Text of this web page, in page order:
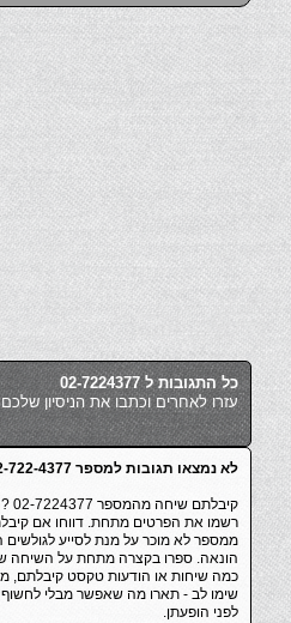
כל התגובות ל 02-7224377
עזרו לאחרים וכתבו את הניסיון שלכם עם
לא נמצאו תגובות למספר 02-722-4377
קיבלתם שיחה מהמספר 02-7224377 ?
רשמו את הפרטים מתחת. דווחו אם
ממספר לא מוכר על מנת לסייע לגולשים
כמה שיחות או הודעות טקסט קיבלתם,
שימו לב - תארו מה שאפשר מבלי לחשוף
לפני הופעתן.